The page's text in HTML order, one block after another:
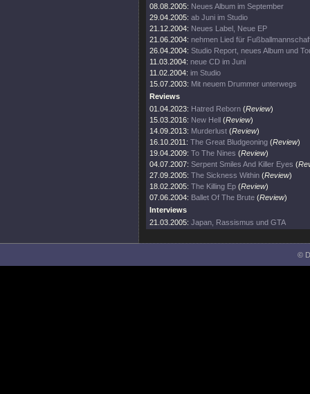
08.08.2005: Neues Album im September
29.04.2005: ab Juni im Studio
21.12.2004: Neues Label, Neue EP
21.06.2004: nehmen Lied für
26.04.2004: Studio Report, neues Album und
11.03.2004: neue CD im Juni
11.02.2004: im Studio
15.07.2003: Mit neuem Drummer unterwegs
Reviews
01.04.2023: Hatred Reborn (Review)
15.03.2016: New Hell (Review)
14.09.2013: Murderlust (Review)
16.10.2011: The Great Bludgeoning (Review)
19.04.2009: To The Nines (Review)
04.07.2007: Serpent Smiles And Killer Eyes (
27.09.2005: The Sickness Within (Review)
18.02.2005: The Killing Ep (Review)
07.06.2004: Ballet Of The Brute (Review)
Interviews
21.03.2005: Japan, Rassismus und GTA
©